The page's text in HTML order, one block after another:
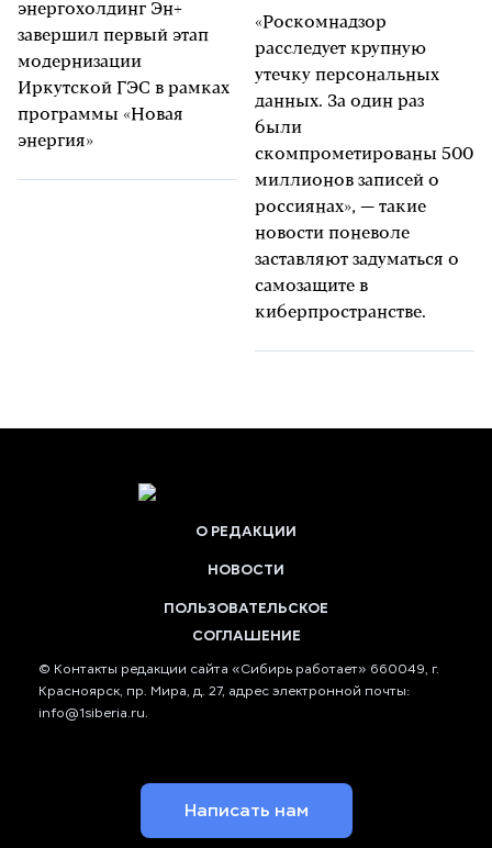
энергохолдинг Эн+
завершил первый этап
модернизации
Иркутской ГЭС в рамках
программы «Новая
энергия»
«Роскомнадзор
расследует крупную
утечку персональных
данных. За один раз
были
скомпрометированы 500
миллионов записей о
россиянах», — такие
новости поневоле
заставляют задуматься о
самозащите в
киберпространстве.
О РЕДАКЦИИ
НОВОСТИ
ПОЛЬЗОВАТЕЛЬСКОЕ
СОГЛАШЕНИЕ
© Контакты редакции сайта «Сибирь работает» 660049, г.
Красноярск, пр. Мира, д. 27, адрес электронной почты:
info@1siberia.ru.
Написать нам